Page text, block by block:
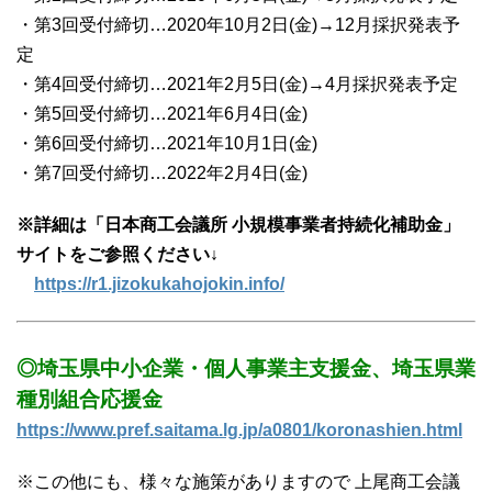
・第3回受付締切…2020年10月2日(金)→12月採択発表予
定
・第4回受付締切…2021年2月5日(金)→4月採択発表予定
・第5回受付締切…2021年6月4日(金)
・第6回受付締切…2021年10月1日(金)
・第7回受付締切…2022年2月4日(金)
※詳細は「日本商工会議所 小規模事業者持続化補助金」
サイトをご参照ください↓
https://r1.jizokukahojokin.info/
◎埼玉県中小企業・個人事業主支援金、埼玉県業
種別組合応援金
https://www.pref.saitama.lg.jp/a0801/koronashien.html
※この他にも、様々な施策がありますので 上尾商工会議